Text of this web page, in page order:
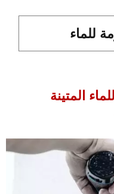
للماء
المتينة